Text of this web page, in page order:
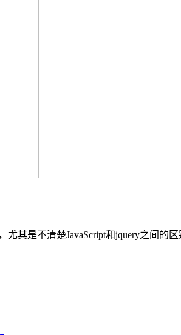
其是不清楚JavaScript和jquery之间的